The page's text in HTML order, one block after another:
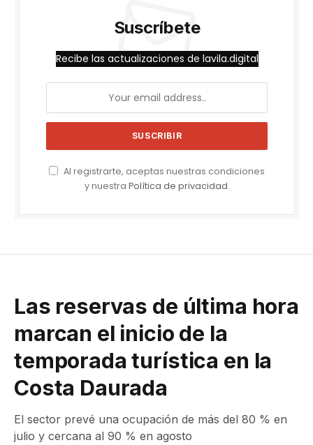
Suscríbete
Recibe las actualizaciones de lavila.digital
Al registrarte, aceptas nuestras condiciones
y nuestra Política de privacidad.
Las reservas de última hora
marcan el inicio de la
temporada turística en la
Costa Daurada
El sector prevé una ocupación de más del 80 % en
julio y cercana al 90 % en agosto